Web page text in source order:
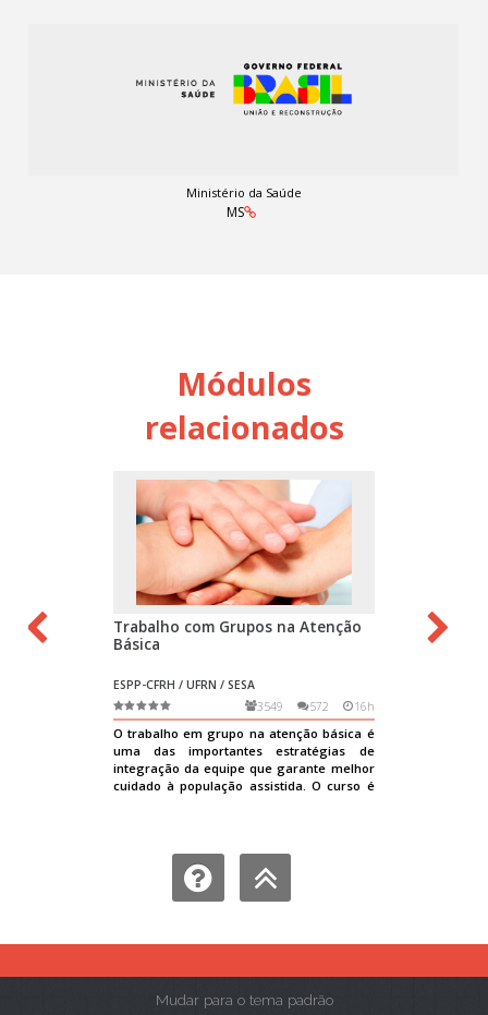
Ministério da Saúde
MS
Módulos
relacionados
Mudar para o tema padrão